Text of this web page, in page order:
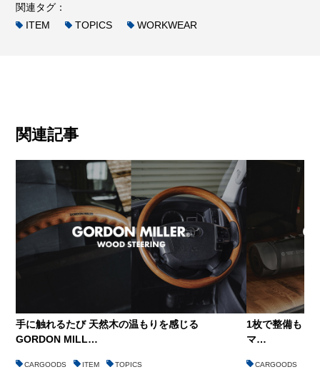
関連タグ：
ITEM
TOPICS WORKWEAR
関連記事
手に触れるたび 天然木の温もりを感じる
GORDON MILL…
CARGOODS ITEM TOPICS
1枚で整備も 車
マ…
CARGOODS